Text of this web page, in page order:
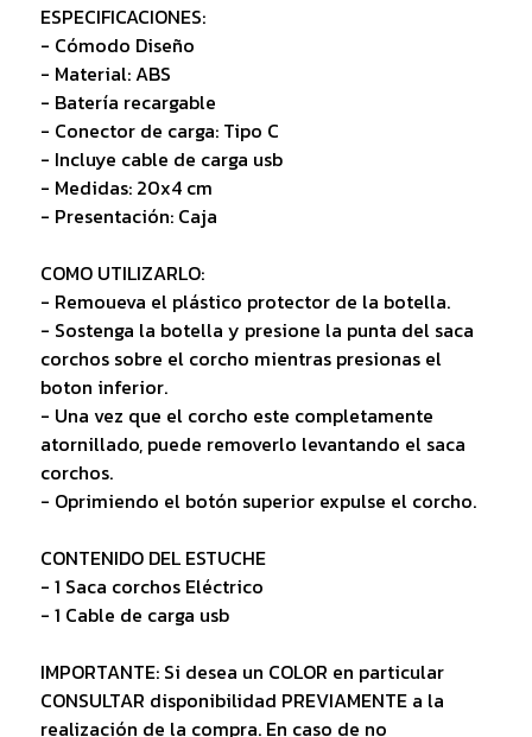
ESPECIFICACIONES:
- Cómodo Diseño
- Material: ABS
- Batería recargable
- Conector de carga: Tipo C
- Incluye cable de carga usb
- Medidas: 20x4 cm
- Presentación: Caja
COMO UTILIZARLO:
- Remoueva el plástico protector de la botella.
- Sostenga la botella y presione la punta del saca
corchos sobre el corcho mientras presionas el
boton inferior.
- Una vez que el corcho este completamente
atornillado, puede removerlo levantando el saca
corchos.
- Oprimiendo el botón superior expulse el corcho.
CONTENIDO DEL ESTUCHE
- 1 Saca corchos Eléctrico
- 1 Cable de carga usb
IMPORTANTE: Si desea un COLOR en particular
CONSULTAR disponibilidad PREVIAMENTE a la
realización de la compra. En caso de no